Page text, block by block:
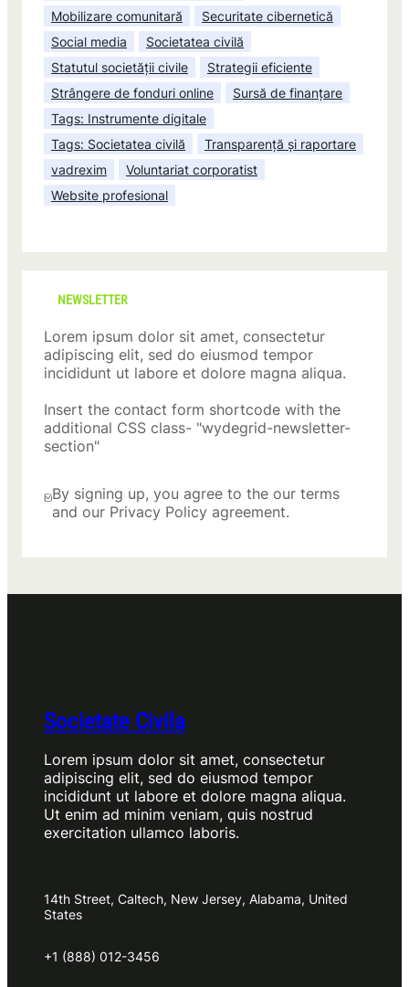
Mobilizare comunitară
Securitate cibernetică
Social media
Societatea civilă
Statutul societății civile
Strategii eficiente
Strângere de fonduri online
Sursă de finanțare
Tags: Instrumente digitale
Tags: Societatea civilă
Transparență și raportare
vadrexim
Voluntariat corporatist
Website profesional
NEWSLETTER
Lorem ipsum dolor sit amet, consectetur
adipiscing elit, sed do eiusmod tempor
incididunt ut labore et dolore magna aliqua.
Insert the contact form shortcode with the
additional CSS class- "wydegrid-newsletter-
section"
By signing up, you agree to the our terms
and our Privacy Policy agreement.
Societate Civila
Lorem ipsum dolor sit amet, consectetur
adipiscing elit, sed do eiusmod tempor
incididunt ut labore et dolore magna aliqua.
Ut enim ad minim veniam, quis nostrud
exercitation ullamco laboris.
14th Street, Caltech, New Jersey, Alabama, United
States
+1 (888) 012-3456